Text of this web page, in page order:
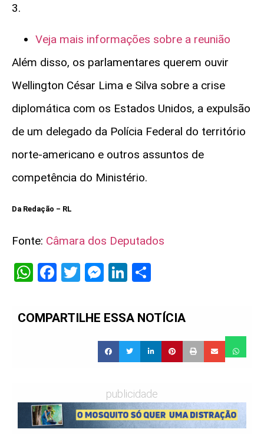
3.
Veja mais informações sobre a reunião
Além disso, os parlamentares querem ouvir
Wellington César Lima e Silva sobre a crise
diplomática com os Estados Unidos, a expulsão
de um delegado da Polícia Federal do território
norte-americano e outros assuntos de
competência do Ministério.
Da Redação – RL
Fonte: Câmara dos Deputados
WhatsApp
Facebook
Twitter
Messenger
LinkedIn
COMPARTILHE ESSA NOTÍCIA
publicidade